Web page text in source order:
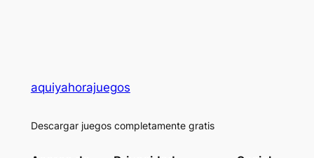
aquiyahorajuegos
Descargar juegos completamente gratis